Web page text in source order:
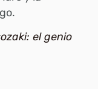
el genio